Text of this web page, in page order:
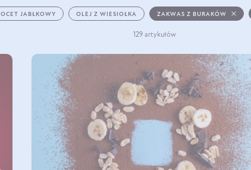
OCET JABŁKOWY OLEJ Z WIESIOŁKA ZAKWAS Z BURAKÓW
129 artykułów